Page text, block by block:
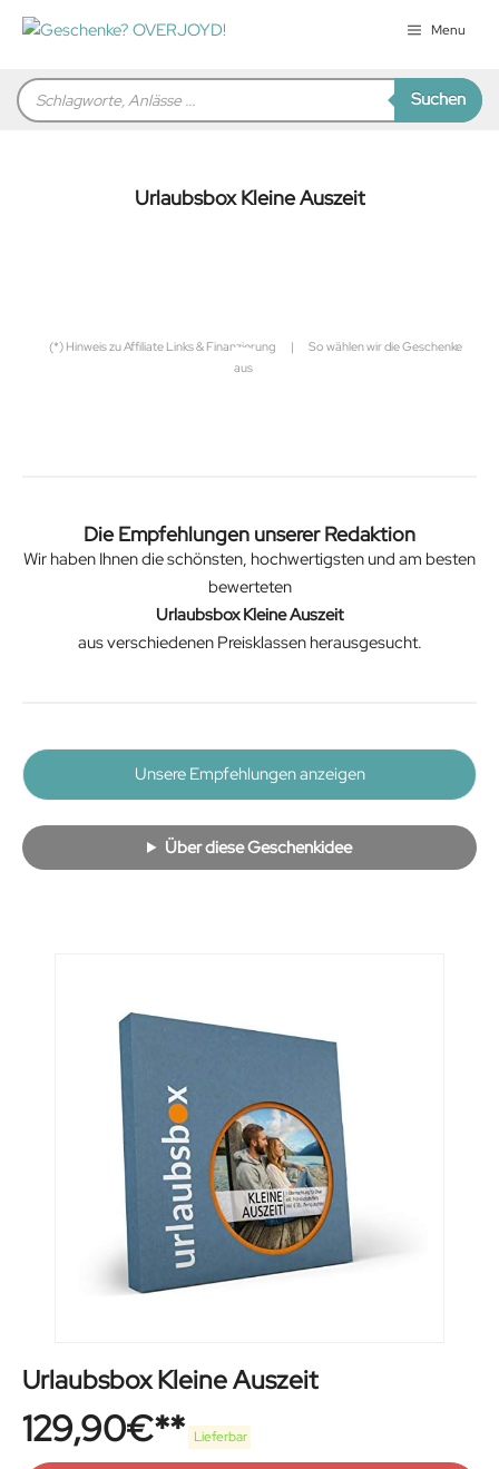
Zum
Inhalt
Menu
Products
search Suchen
Urlaubsbox Kleine Auszeit
(*) Hinweis zu Affiliate Links & Finanzierung |
So wählen wir die Geschenke
aus
Die Empfehlungen unserer Redaktion
Wir haben Ihnen die schönsten, hochwertigsten und am besten
bewerteten
Urlaubsbox Kleine Auszeit
aus verschiedenen Preisklassen herausgesucht.
Unsere Empfehlungen anzeigen
Über diese Geschenkidee
Urlaubsbox Kleine Auszeit
129,90€ Lieferbar